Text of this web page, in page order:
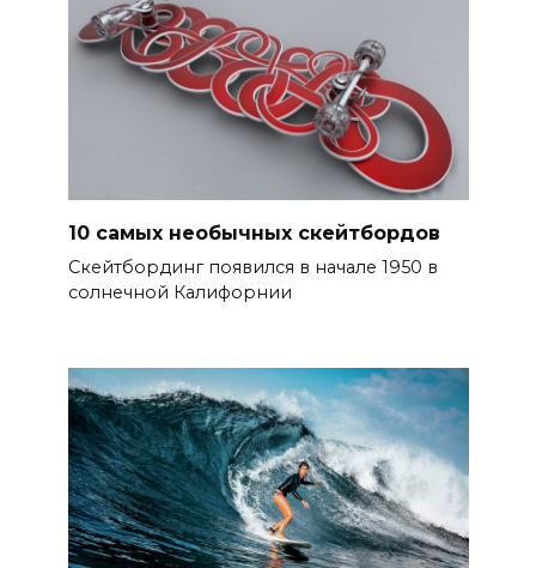
10 самых необычных скейтбордов
Скейтбординг появился в начале 1950 в
солнечной Калифорнии